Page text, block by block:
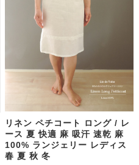
リネン ペチコート ロング / レ
ース 夏 快適 麻 吸汗 速乾 麻
100% ランジェリー レディス
春 夏 秋 冬